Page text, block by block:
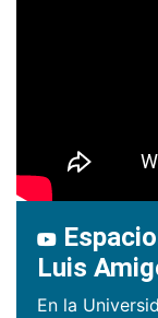
Luis
En la